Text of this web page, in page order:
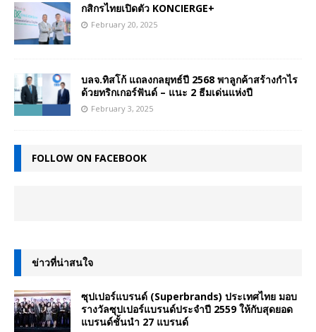
กสิกรไทยเปิดตัว KONCIERGE+
February 20, 2025
บลจ.ทิสโก้ แถลงกลยุทธ์ปี 2568 พาลูกค้าสร้างกำไร
ด้วยทริกเกอร์ฟันด์ – แนะ 2 ธีมเด่นแห่งปี
February 3, 2025
FOLLOW ON FACEBOOK
ข่าวที่น่าสนใจ
ซุปเปอร์แบรนด์ (Superbrands) ประเทศไทย มอบ
รางวัลซุปเปอร์แบรนด์ประจำปี 2559 ให้กับสุดยอด
แบรนด์ชั้นนำ 27 แบรนด์